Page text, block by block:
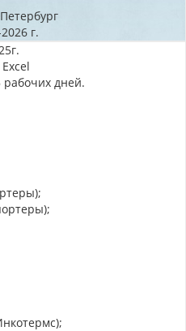
г.
рабочих дней.